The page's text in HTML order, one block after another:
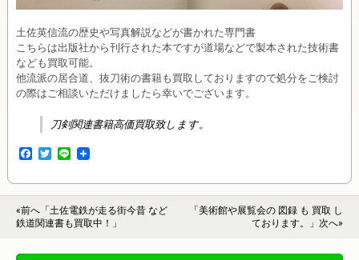
土佐英信流の歴史や写真解説などが書かれた専門書
こちらは出版社から刊行された本ですが道場などで製本された技術書
なども買取可能。
他流派の居合道、抜刀術の書籍も買取しておりますので処分をご検討
の際はご相談いただけましたら幸いでございます。
刀剣関連書籍高価買取致します。
F
o
o
k
T
t
e
r
L
«前へ「土佐電鉄が走る街今昔 など
鉄道関連書も買取中！」
「美術館や展覧会の 図録 も 買取 し
ております。」次へ»